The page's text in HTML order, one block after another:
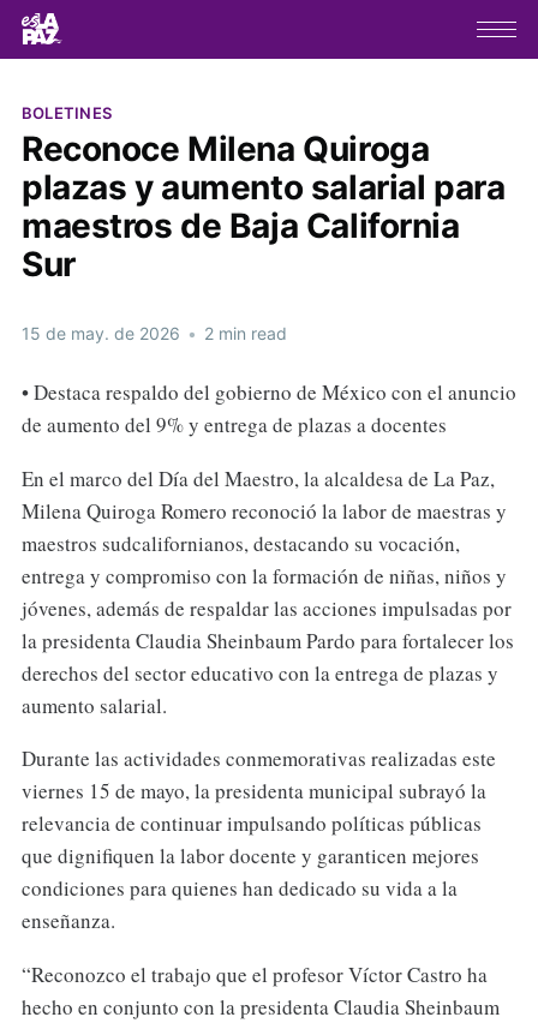
BOLETINES
Reconoce Milena Quiroga
plazas y aumento salarial para
maestros de Baja California
Sur
15 de may. de 2026 • 2 min read
• Destaca respaldo del gobierno de México con el anuncio
de aumento del 9% y entrega de plazas a docentes
En el marco del Día del Maestro, la alcaldesa de La Paz,
Milena Quiroga Romero reconoció la labor de maestras y
maestros sudcalifornianos, destacando su vocación,
entrega y compromiso con la formación de niñas, niños y
jóvenes, además de respaldar las acciones impulsadas por
la presidenta Claudia Sheinbaum Pardo para fortalecer los
derechos del sector educativo con la entrega de plazas y
aumento salarial.
Durante las actividades conmemorativas realizadas este
viernes 15 de mayo, la presidenta municipal subrayó la
relevancia de continuar impulsando políticas públicas
que dignifiquen la labor docente y garanticen mejores
condiciones para quienes han dedicado su vida a la
enseñanza.
“Reconozco el trabajo que el profesor Víctor Castro ha
hecho en conjunto con la presidenta Claudia Sheinbaum